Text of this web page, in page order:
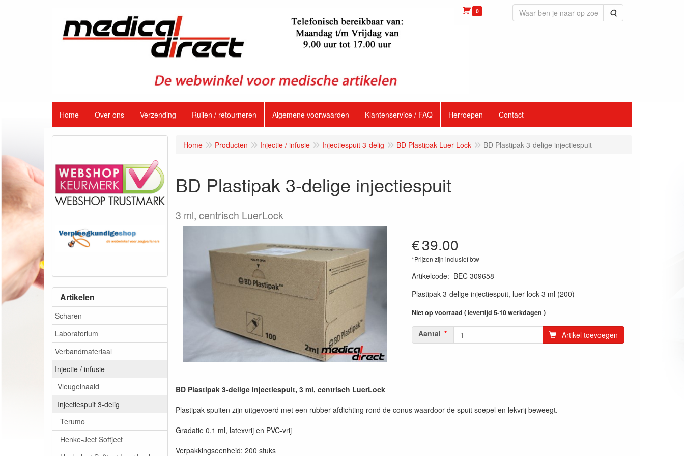
0 Zoeken
Home Over ons Verzending Ruilen / retourneren Algemene voorwaarden Klantenservice / FAQ Herroepen Contact
Artikelen
Scharen
Laboratorium
Verbandmateriaal
Injectie / infusie
Vleugelnaald
Injectiespuit 3-delig
Terumo
Henke-Ject Softject
Home Producten Injectie / infusie Injectiespuit 3-delig BD Plastipak Luer Lock BD Plastipak 3-delige injectiespuit
BD Plastipak 3-delige injectiespuit
3 ml, centrisch LuerLock
€39.00
*Prijzen zijn inclusief btw
Artikelcode: BEC 309658
Plastipak 3-delige injectiespuit, luer lock 3 ml (200)
Niet op voorraad ( levertijd 5-10 werkdagen )
Aantal Artikel toevoegen
BD Plastipak 3-delige injectiespuit, 3 ml, centrisch LuerLock
Plastipak spuiten zijn uitgevoerd met een rubber afdichting rond de conus waardoor de spuit soepel en lekvrij beweegt.
Gradatie 0,1 ml, latexvrij en PVC-vrij
Verpakkingseenheid: 200 stuks